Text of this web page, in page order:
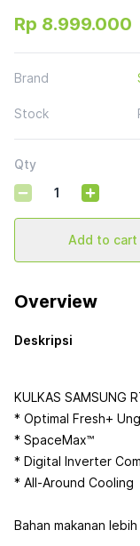
Rp 8.999.000
Brand
Stock
Qty
Add to cart
Overview
Deskripsi
KULKAS SAMSUNG
* Optimal Fresh+
* SpaceMax™
* Digital Inverter
* All-Around Cooling
Bahan makanan